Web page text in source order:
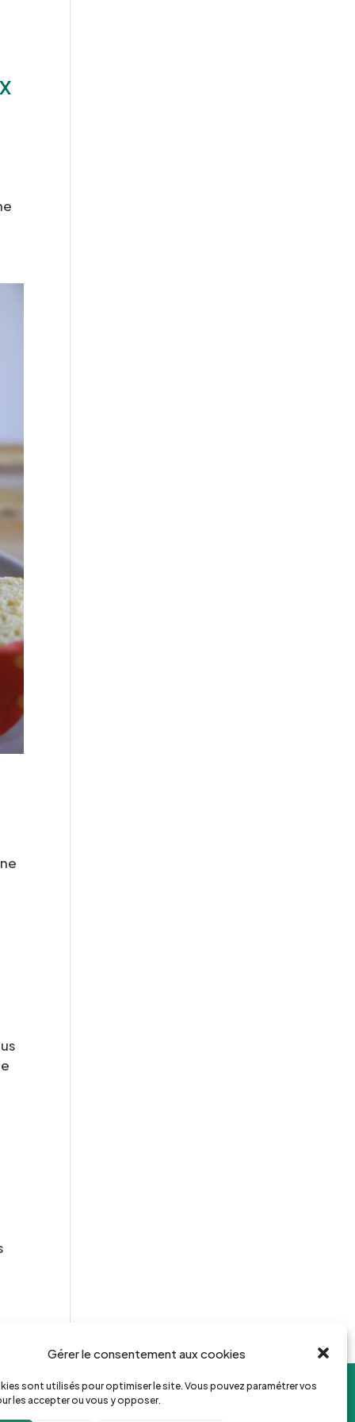
Gérer le consentement aux cookies
sont utilisés pour optimiser le site. Vous pouvez paramétrer vos
les accepter ou vous y opposer.